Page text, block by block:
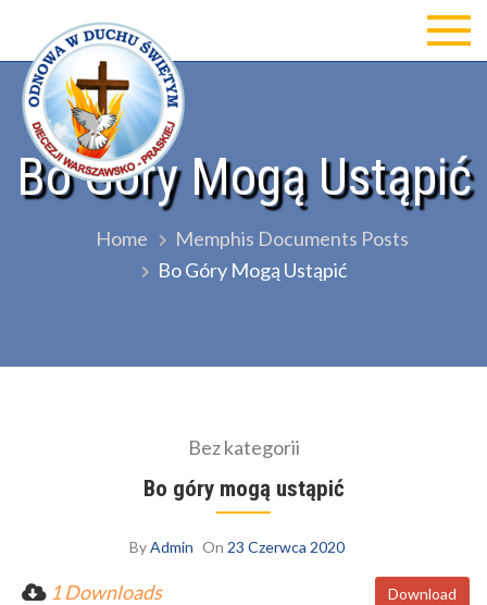
contentOdnowa w Duchu św Diecezji
Warszawsko-Praskiej
Bo Góry Mogą Ustąpić
Home
Memphis Documents Posts
Bo Góry Mogą Ustąpić
Bez kategorii
Bo góry mogą ustąpić
ByAdmin On 23 Czerwca 2020
Download
1 Downloads